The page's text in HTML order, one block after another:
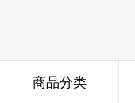
商品分类